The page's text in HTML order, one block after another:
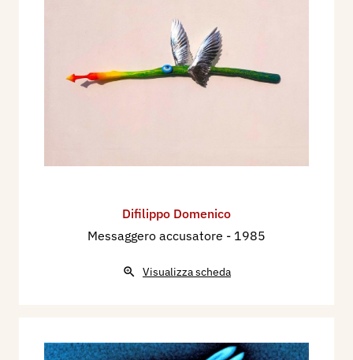
Difilippo Domenico
Messaggero accusatore - 1985
Visualizza scheda